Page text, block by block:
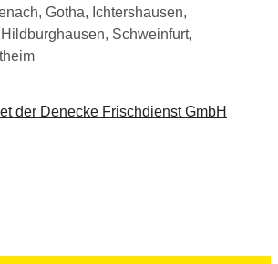
Gotha, Ichtershausen,
Hildburghausen, Schweinfurt,